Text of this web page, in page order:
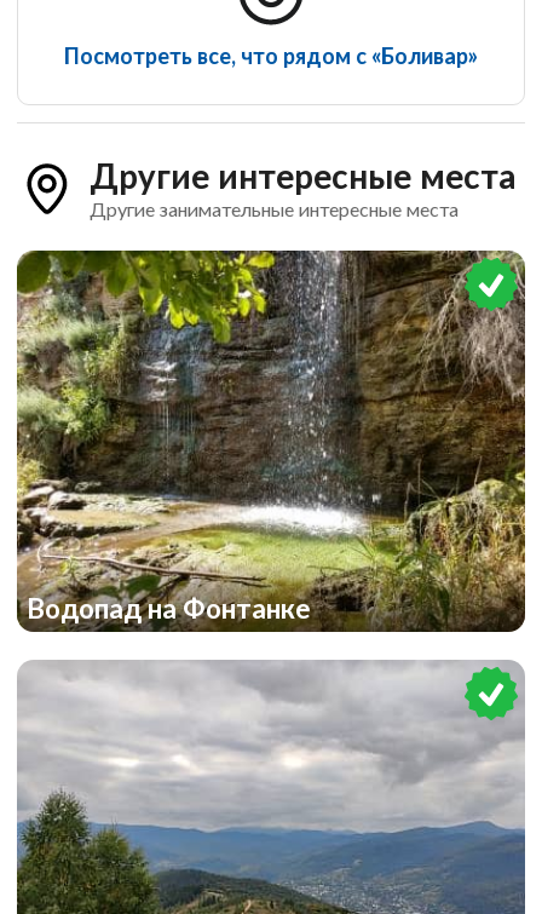
Посмотреть все, что рядом с «Боливар»
Другие интересные места
Другие занимательные интересные места
Водопад на Фонтанке